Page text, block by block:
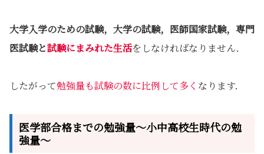
大学入学のための試験，大学の試験，医師国家試験，専門
医試験と試験にまみれた生活をしなければなりません．
したがって勉強量も試験の数に比例して多く なります．
医学部合格までの勉強量～小中高校生時代の勉
強量～